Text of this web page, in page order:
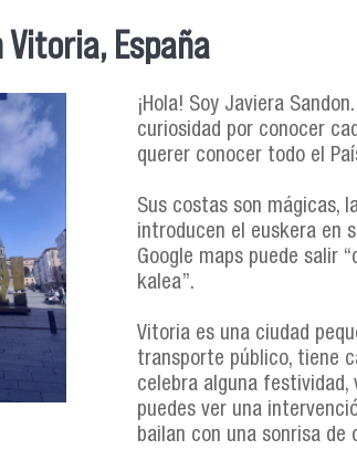
Vitoria, España
¡Hola! Soy Javiera
curiosidad por conocer
querer conocer todo el
Sus costas son mágicas,
introducen el euskera en
Google maps puede salir
kalea”.
Vitoria es una ciudad
transporte público, tiene
celebra alguna
puedes ver una
bailan con una sonrisa de